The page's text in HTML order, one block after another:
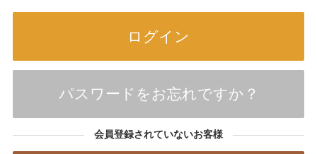
パスワードをお忘れですか？
会員登録されていないお客様